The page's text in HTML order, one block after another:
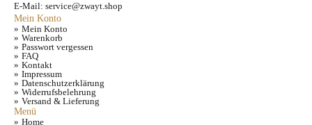
E-Mail: service@zwayt.shop
Mein Konto
Mein Konto
Warenkorb
Passwort vergessen
FAQ
Kontakt
Impressum
Datenschutzerklärung
Widerrufsbelehrung
Versand & Lieferung
Menü
Home